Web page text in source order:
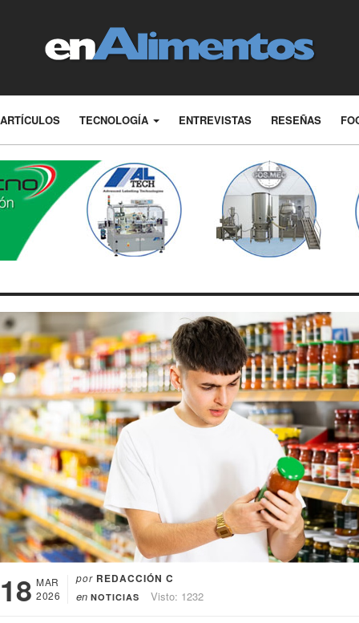
ARTÍCULOS TECNOLOGÍA ENTREVISTAS RESEÑAS
18 MAR
2026
por REDACCIÓN C
en NOTICIAS Visto: 1232